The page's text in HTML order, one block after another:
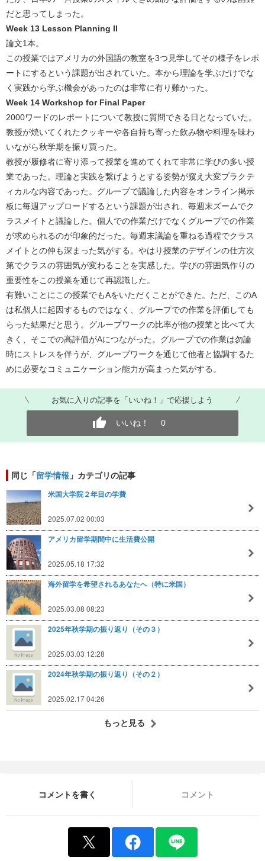
だと思ってしまった。
Week 13 Lesson Planning II
論文1本。
この授業ではアメリカの外国語の教室を3つ見学してその様子をレポ
ートにするという課題が出されていた。本から理論を学ぶだけでな
く実践から学ぶ機会があったのは非常に有り難かった。
Week 14 Workshop for Final Paper
2000ワードのレポートについて教授に質問できる日となっていた。
教授が焼いてくれたクッキーや各自持ち寄った飲み物や料理を味わ
いながら秋学期を振り買った。
教授が履修者に寄り添って授業を進めてくれて非常に学びの多い授
業であった。理論と実践を繋げようとする姿勢が窺え大変プラクテ
ィカルな内容であった。グループで議論した内容をオンライン掲示
板に毎週アップロードするという課題が出され、毎週末ズームでク
ラスメイトと議論した。個人での作業だけでなくグループでの作業
が求められるのが印象的だった。毎週末議論を重ねる過程でクラス
メイトとの仲も深まった気がする。やはり授業のデザインの仕方次
第でクラスの雰囲気が変わることを実感した。学びの雰囲気作りの
重要性をこの授業を通じて再認識した。
有難いことにこの授業でもAをいただくことができた。ただ、このA
は私個人に起因するものではなく、グループでの作業を評価しても
らった結果だと思う。グループワークの比率が他の授業と比べて大
きく、そこでの高評価がAにつながった。グループでの作業は勿論
時にストレスを伴うが、グループワークを通じて他者と協調するた
めに必要なコミュニケーション能力が高まった気がする。
お気に入りの記事を「いいね！」で応援しよう
いいね！ 0
同じ「留学情報 」カテゴリの記事
米国大学院２年目の学費
2025.07.02 00:03
アメリカ留学期間中に生活費公開
2025.05.18 17:32
海外留学を希望されるあなたへ（特に米国）
2025.03.08 08:23
2025年秋学期の振り返り（その３）
2025.03.03 12:28
2024年秋学期の振り返り（その２）
2025.02.17 04:26
もっと見る
コメントを書く コメント